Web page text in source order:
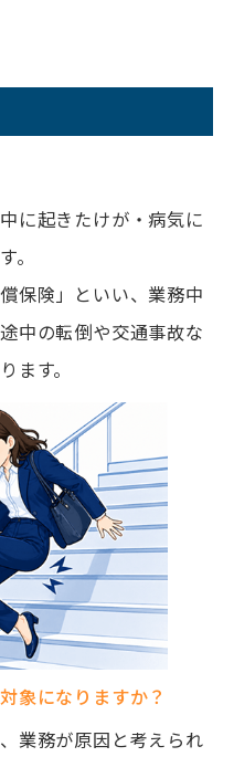
に起きたけが・病気に
。
保険」といい、業務中
中の転倒や交通事故な
ます。
象になりますか？
業務が原因と考えられ